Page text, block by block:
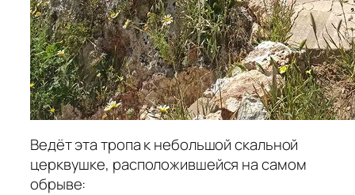
Ведёт эта тропа к небольшой скальной
церквушке, расположившейся на самом
обрыве: